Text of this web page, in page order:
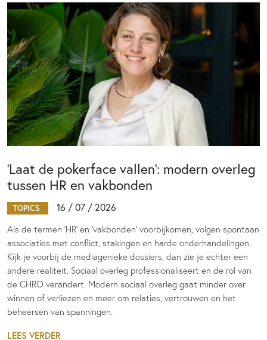
‘Laat de pokerface vallen’: modern overleg
tussen HR en vakbonden
TOPICS 16 / 07 / 2026
Als de termen 'HR' en 'vakbonden' voorbijkomen, volgen spontaan
associaties met conflict, stakingen en harde onderhandelingen.
Kijk je voorbij de mediagenieke dossiers, dan zie je echter een
andere realiteit. Sociaal overleg professionaliseert en de rol van
de CHRO verandert. Modern sociaal overleg gaat minder over
winnen of verliezen en meer om relaties, vertrouwen en het
beheersen van spanningen.
LEES VERDER